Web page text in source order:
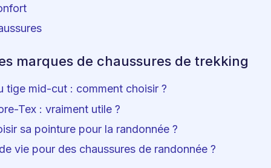
marques de chaussures de trekking
tige mid-cut : comment choisir ?
Tex : vraiment utile ?
sa pointure pour la randonnée ?
vie pour des chaussures de randonnée ?